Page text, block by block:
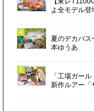
よ全モデル
夏のデカバス
本ゆうあ
「工場ガー
新作ルアー「